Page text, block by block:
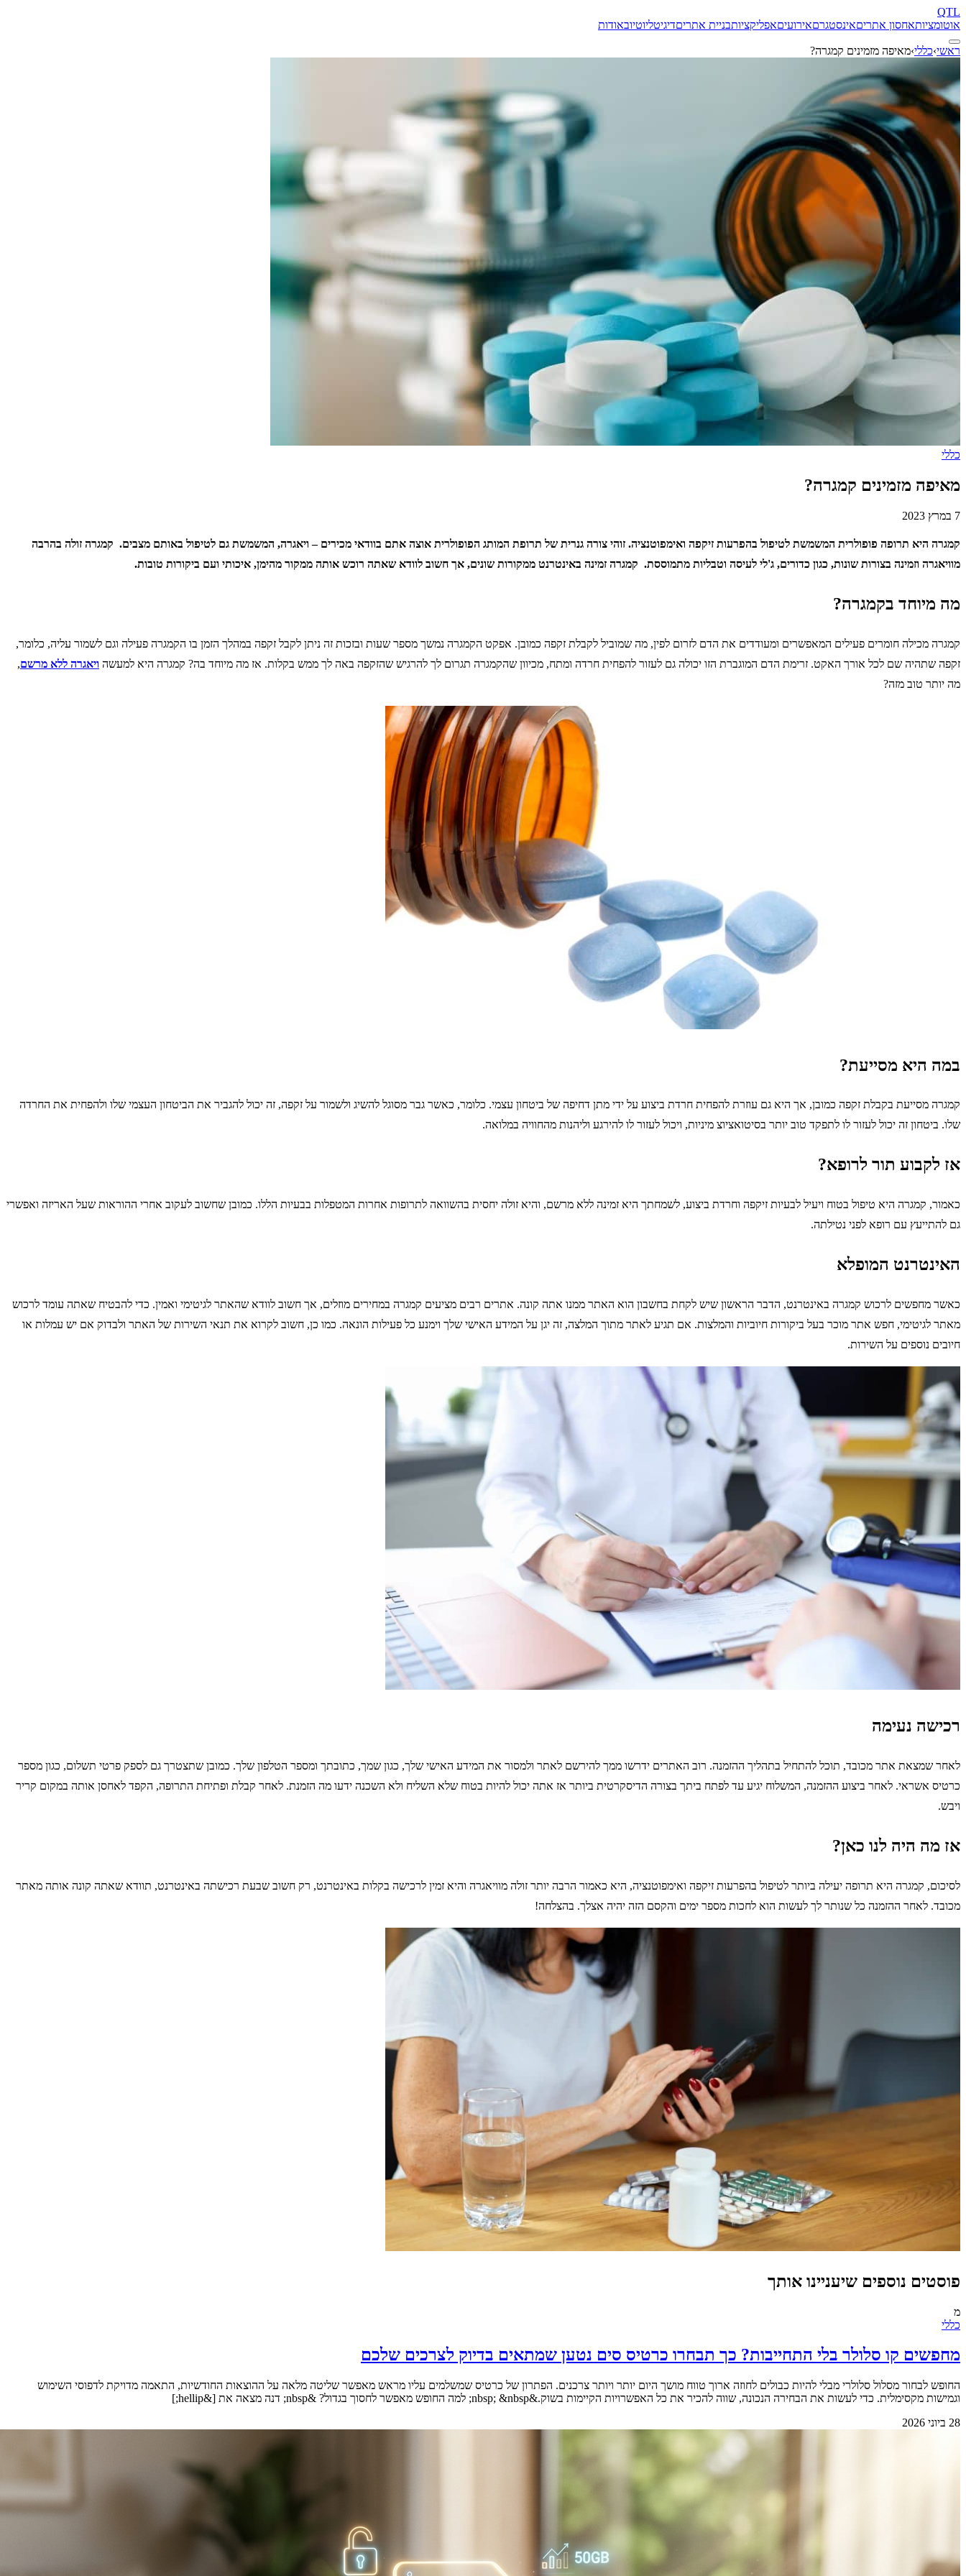
QTL
אוטומציותאחסון אתריםאינסטגרםאירועיםאפליקציותבניית אתריםדיגיטליוטיובאודות
ראשי›כללי›מאיפה מזמינים קמגרה?
כללי
מאיפה מזמינים קמגרה?
7 במרץ 2023
קמגרה היא תרופה פופולרית המשמשת לטיפול בהפרעות זיקפה ואימפוטנציה. זוהי צורה גנרית של תרופת המותג הפופולרית אוצה אתם בוודאי מכירים – ויאגרה, המשמשת גם לטיפול באותם מצבים. קמגרה זולה בהרבה
מוויאגרה וזמינה בצורות שונות, כגון כדורים, ג'לי לעיסה וטבליות מתמוססת. קמגרה זמינה באינטרנט ממקורות שונים, אך חשוב לוודא שאתה רוכש אותה ממקור מהימן, איכותי ועם ביקורות טובות.
מה מיוחד בקמגרה?
קמגרה מכילה חומרים פעילים המאפשרים ומעודדים את הדם לזרום לפין, מה שמוביל לקבלת זקפה כמובן. אפקט הקמגרה נמשך מספר שעות ובזכות זה ניתן לקבל זקפה במהלך הזמן בו הקמגרה פעילה וגם לשמור עליה, כלומר,
זקפה שתהיה שם לכל אורך האקט. זרימת הדם המוגברת הזו יכולה גם לעזור להפחית חרדה ומתח, מכיוון שהקמגרה תגרום לך להרגיש שהזקפה באה לך ממש בקלות. אז מה מיוחד בה? קמגרה היא למעשה ויאגרה ללא מרשם,
מה יותר טוב מזה?
במה היא מסייעת?
קמגרה מסייעת בקבלת זקפה כמובן, אך היא גם עוזרת להפחית חרדת ביצוע על ידי מתן דחיפה של ביטחון עצמי. כלומר, כאשר גבר מסוגל להשיג ולשמור על זקפה, זה יכול להגביר את הביטחון העצמי שלו ולהפחית את החרדה
שלו. ביטחון זה יכול לעזור לו לתפקד טוב יותר בסיטואציוצ מיניות, ויכול לעזור לו להירגע וליהנות מהחוויה במלואה.
אז לקבוע תור לרופא?
כאמור, קמגרה היא טיפול בטוח ויעיל לבעיות זיקפה וחרדת ביצוע, לשמחתך היא זמינה ללא מרשם, והיא זולה יחסית בהשוואה לתרופות אחרות המטפלות בבעיות הללו. כמובן שחשוב לעקוב אחרי ההוראות שעל האריזה ואפשרי
גם להתייעץ עם רופא לפני נטילתה.
האינטרנט המופלא
כאשר מחפשים לרכוש קמגרה באינטרנט, הדבר הראשון שיש לקחת בחשבון הוא האתר ממנו אתה קונה. אתרים רבים מציעים קמגרה במחירים מוזלים, אך חשוב לוודא שהאתר לגיטימי ואמין. כדי להבטיח שאתה עומד לרכוש
מאתר לגיטימי, חפש אתר מוכר בעל ביקורות חיוביות והמלצות. אם תגיע לאתר מתוך המלצה, זה יגן על המידע האישי שלך וימנע כל פעילות הונאה. כמו כן, חשוב לקרוא את תנאי השירות של האתר ולבדוק אם יש עמלות או
חיובים נוספים על השירות.
רכישה נעימה
לאחר שמצאת אתר מכובד, תוכל להתחיל בתהליך ההזמנה. רוב האתרים ידרשו ממך להירשם לאתר ולמסור את המידע האישי שלך, כגון שמך, כתובתך ומספר הטלפון שלך. כמובן שתצטרך גם לספק פרטי תשלום, כגון מספר
כרטיס אשראי. לאחר ביצוע ההזמנה, המשלוח יגיע עד לפתח ביתך בצורה הדיסקרטית ביותר אז אתה יכול להיות בטוח שלא השליח ולא השכנה ידעו מה הזמנת. לאחר קבלת ופתיחת התרופה, הקפד לאחסן אותה במקום קריר
ויבש.
אז מה היה לנו כאן?
לסיכום, קמגרה היא תרופה יעילה ביותר לטיפול בהפרעות זיקפה ואימפוטנציה, היא כאמור הרבה יותר זולה מוויאגרה והיא זמין לרכישה בקלות באינטרנט, רק חשוב שבעת רכישתה באינטרנט, תוודא שאתה קונה אותה מאתר
מכובד. לאחר ההזמנה כל שנותר לך לעשות הוא לחכות מספר ימים והקסם הזה יהיה אצלך. בהצלחה!
פוסטים נוספים שיעניינו אותך
מ
כללי
מחפשים קו סלולר בלי התחייבות? כך תבחרו כרטיס סים נטען שמתאים בדיוק לצרכים שלכם
החופש לבחור מסלול סלולרי מבלי להיות כבולים לחוזה ארוך טווח מושך היום יותר ויותר צרכנים. הפתרון של כרטיס שמשלמים עליו מראש מאפשר שליטה מלאה על ההוצאות החודשיות, התאמה מדויקת לדפוסי השימוש
וגמישות מקסימלית. כדי לעשות את הבחירה הנכונה, שווה להכיר את כל האפשרויות הקיימות בשוק.&nbsp; &nbsp; למה החופש מאפשר לחסוך בגדול? &nbsp; דנה מצאה את [&hellip;]
28 ביוני 2026